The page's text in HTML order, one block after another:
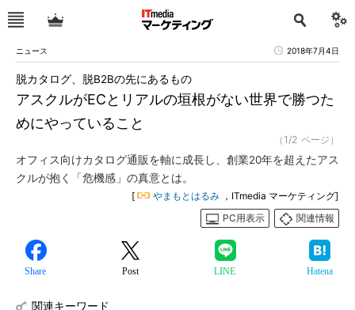
ニュース 2018年7月4日
アスクルがECとリアルの垣根がない世界で勝つた
めにやっていること
脱カタログ、脱B2Bの先にあるもの
（1/2 ページ）
オフィス向けカタログ通販を軸に成長し、創業20年を超えたアス
クルが抱く「危機感」の真意とは。
[ やまもとはるみ ，ITmedia マーケティング]
PC用表示
関連情報
Share Post LINE Hatena
関連キーワード